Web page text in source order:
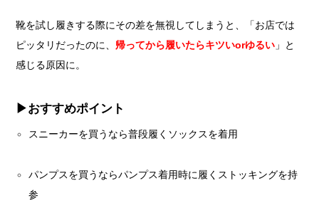
靴を試し履きする際にその差を無視してしまうと、「お店では
ピッタリだったのに、 帰ってから履いたらキツいorゆるい 」と
感じる原因に。
▶︎おすすめポイント
スニーカーを買うなら普段履くソックスを着用
パンプスを買うならパンプス着用時に履くストッキングを持
参